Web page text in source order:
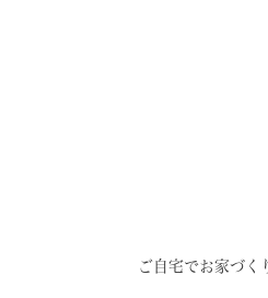
ご自宅でお家づく